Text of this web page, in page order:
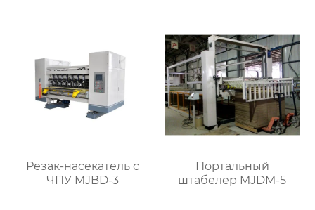
Резак-насекатель с
ЧПУ MJBD-3
Портальный
штабелер MJDM-5